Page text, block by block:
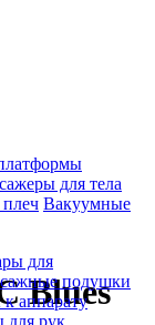
для тела
Вакуумные
для
подушки
аппарату
для рук
Blues